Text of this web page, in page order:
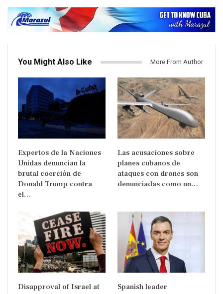
You Might Also Like More From Author
Expertos de la Naciones
Unidas denuncian la
brutal coerción de
Donald Trump contra
el…
Las acusaciones sobre
planes cubanos de
ataques con drones son
denunciadas como un…
Disapproval of Israel at
Spanish leader